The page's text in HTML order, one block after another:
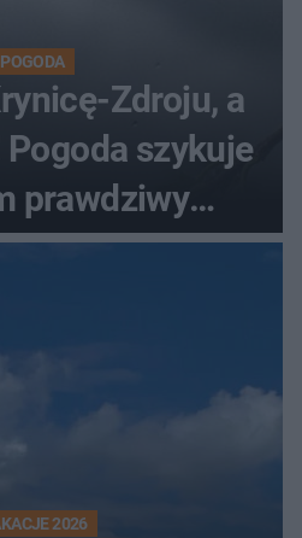
POGODA
Zdroju, a
szykuje
prawdziwy
2026